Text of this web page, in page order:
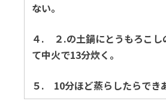
ない。
４. ２.の土鍋にとうもろこし
て中火で13分炊く。
５. 10分ほど蒸らしたらでき